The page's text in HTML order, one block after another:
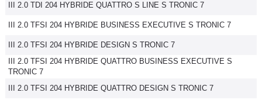
Moto
Marques
III 2.0 TDI 204 HYBRIDE QUATTRO S LINE S TRONIC 7
III 2.0 TFSI 204 HYBRIDE BUSINESS EXECUTIVE S TRONIC 7
III 2.0 TFSI 204 HYBRIDE DESIGN S TRONIC 7
III 2.0 TFSI 204 HYBRIDE QUATTRO BUSINESS EXECUTIVE S
TRONIC 7
III 2.0 TFSI 204 HYBRIDE QUATTRO DESIGN S TRONIC 7